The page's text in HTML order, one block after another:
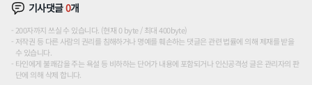
기사댓글0개
200자까지 쓰실 수 있습니다. (현재 0 byte / 최대 400byte)
저작권 등 다른 사람의 권리를 침해하거나 명예를 훼손하는 댓글은 관련 법률에 의해 제재를 받을
수 있습니다.
타인에게 불쾌감을 주는 욕설 등 비하하는 단어가 내용에 포함되거나 인신공격성 글은 관리자의 판
단에 의해 삭제 합니다.